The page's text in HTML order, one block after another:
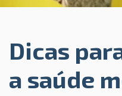
Dicas
a saúde